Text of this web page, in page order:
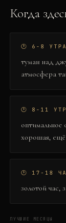
Когда
🕐 6-8 УТРА
туман над
атмосфера
🕐 8-11
хорошая,
🕐 17-18
золотой час,
ЛУЧШИЕ МЕСЯЦЫ